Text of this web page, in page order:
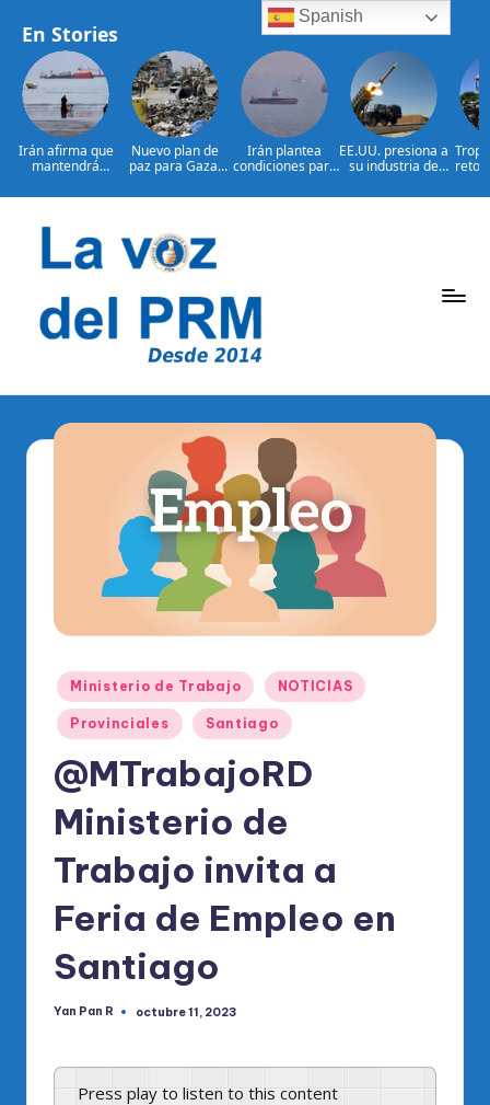
En Stories
Irán afirma que
mantendrá
Ormuz hasta que
Nuevo plan de
paz para Gaza:
UU. a Israel?
Irán plantea
condiciones para
estrecho de
EE.UU. presiona a
su industria de
armamento
contenido
O
ci
el
P
M
Del
Publicado
en
Ministerio de Trabajo NOTICIAS
Provinciales Santiago
@MTrabajoRD
Ministerio de
Trabajo invita a
Feria de Empleo en
Santiago
Publicado
Yan Pan R octubre 11, 2023
Press play to listen to this content
Spanish